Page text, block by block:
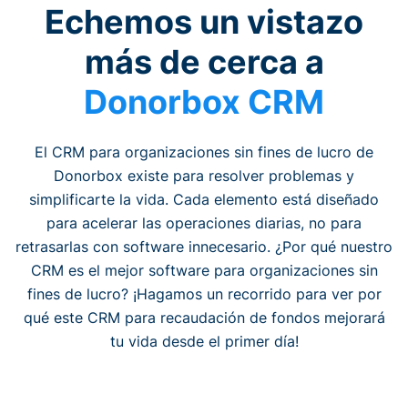
Echemos un vistazo
más de cerca a
Donorbox CRM
El CRM para organizaciones sin fines de lucro de
Donorbox existe para resolver problemas y
simplificarte la vida. Cada elemento está diseñado
para acelerar las operaciones diarias, no para
retrasarlas con software innecesario. ¿Por qué nuestro
CRM es el mejor software para organizaciones sin
fines de lucro? ¡Hagamos un recorrido para ver por
qué este CRM para recaudación de fondos mejorará
tu vida desde el primer día!